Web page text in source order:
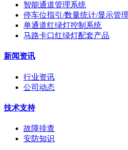
智能通道管理系统
停车位指引/数量统计/显示管
单通道红绿灯控制系统
马路卡口红绿灯配套产品
新闻资讯
行业资讯
公司动态
技术支持
故障排查
安防知识